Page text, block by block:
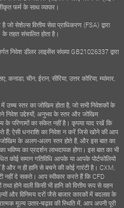
फर्म के साथ व्यापार।
वित्तीय सेवा प्राधिकरण (FSA) द्वारा
तहत संचालित होता है।
निवेश डीलर लाइसेंस संख्या GB21026337 द्वारा
चीन, ईरान, सीरिया, उत्तर कोरिया, म्यांमार,
उच्च स्तर का जोखिम होता है, जो सभी निवेशकों के
निवेश उद्देश्यों, अनुभव के स्तर और जोखिम
के परिणामों का संकेत नहीं है। कृपया याद रखें कि
हैं; ऐसी धनराशि का निवेश न करें जिसे खोने की आप
जोखिम के अलग-अलग स्तर होते हैं, और इस बात का
भविष्य का प्रदर्शन लाभदायक होगा। इस बात का भी
कोई समान गतिविधि आपके या आपके पोर्टफोलियो
और न ही हानि से बचने की कोई गारंटी है। CXM,
नहीं दे सकते। आप स्वीकार करते हैं कि CFD
होने वाली किसी भी हानि को वित्तीय रूप से वहन
और विनिमय दरों जैसे बाजार कारकों में बदलाव के
मूल्य उतार-चढ़ाव की स्थिति में, आप अपनी पूरी